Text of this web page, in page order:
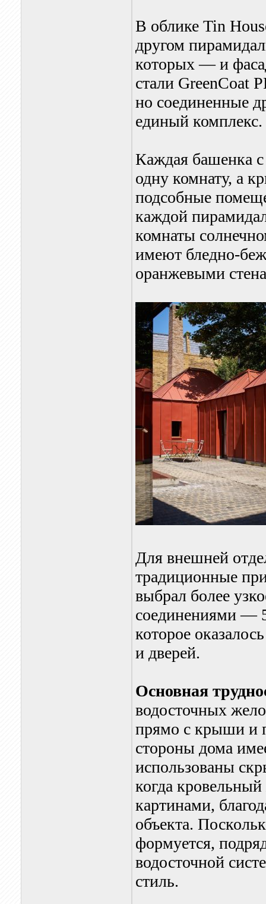
В облике Tin
другом
которых — и
стали GreenCoat
но соединенные
единый комплекс.
Каждая башенка
одну комнату, а
подсобные
каждой
комнаты
имеют бледно-
оранжевыми
Для внешней
традиционные
выбрал более
соединениями —
которое
и дверей.
Основная
водосточных
прямо с крыши и
стороны дома
использованы
когда
картинами,
объекта.
формуется,
водосточной
стиль.